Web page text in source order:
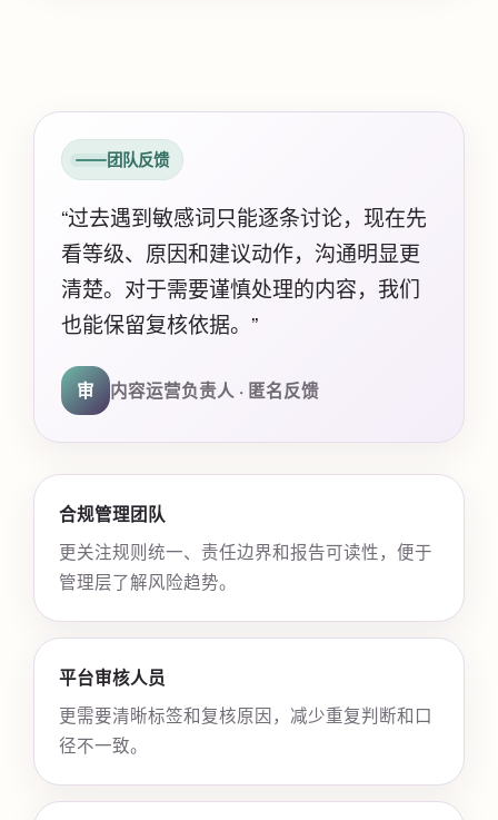
团队反馈
“过去遇到敏感词只能逐条讨论，现在先
看等级、原因和建议动作，沟通明显更
清楚。对于需要谨慎处理的内容，我们
也能保留复核依据。”
审 内容运营负责人 · 匿名反馈
合规管理团队
更关注规则统一、责任边界和报告可读性，便于
管理层了解风险趋势。
平台审核人员
更需要清晰标签和复核原因，减少重复判断和口
径不一致。